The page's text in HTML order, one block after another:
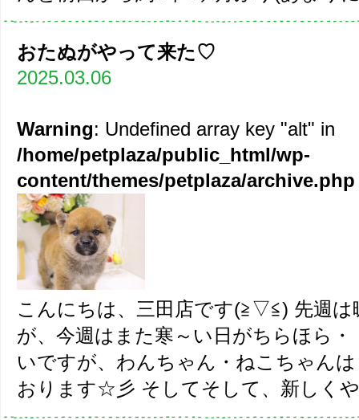
おたぬがやって来た♡
2025.03.06
Warning: Undefined array key "alt" in
/home/petplaza/public_html/wp-
content/themes/petplaza/archive.php
こんにちは、三田店です(≧▽≦) 先週
が、今週はまた寒～い日がちらほら
いですが、わんちゃん・ねこちゃん
おります☆彡 そしてそして、新しく